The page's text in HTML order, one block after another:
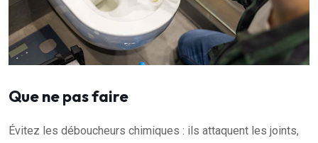
Que ne pas faire
Évitez les déboucheurs chimiques : ils attaquent les joints,